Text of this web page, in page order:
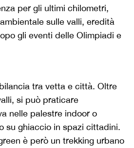
per gli ultimi chilometri,
sulle valli, eredità
gli eventi delle Olimpiadi e
tra vetta e città. Oltre
si può praticare
nelle palestre indoor o
su ghiaccio in spazi cittadini.
è però un trekking urbano